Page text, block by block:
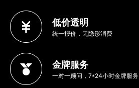
低价透明
统一报价，无隐形消费
金牌服务
一对一顾问，7*24小时金牌服务